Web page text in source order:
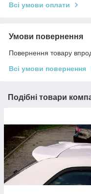
Всі умови оплати
Умови повернення
Повернення товару
Всі умови повернення
Подібні товари